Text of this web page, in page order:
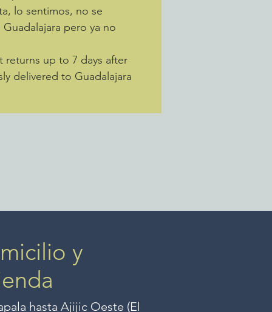
lo sentimos, no se
pero ya no
returns up to 7 days after
delivered to Guadalajara
y
hasta Ajijic Oeste (El